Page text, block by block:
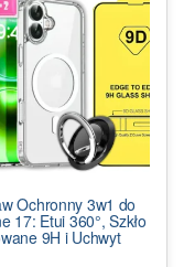
Ochronny 3w1 do
17: Etui 360°, Szkło
9H i Uchwyt